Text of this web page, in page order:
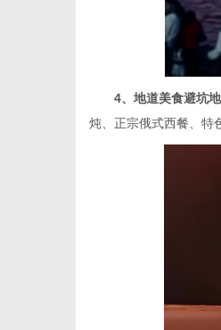
4、地道美食避坑地
炖、正宗俄式西餐、特